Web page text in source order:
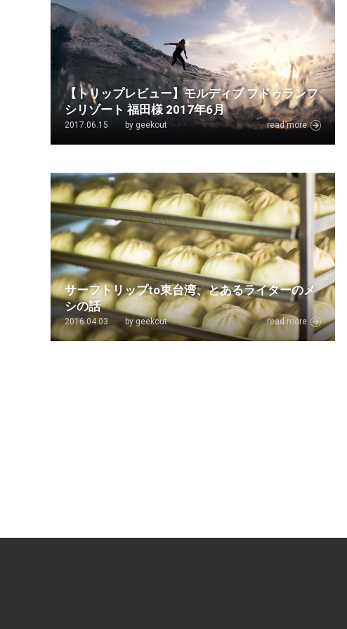
【トリップレビュー】モルディブ フドゥランフ
シリゾート 福田様 2017年6月
2017.06.15 by geekout read more
サーフトリップto東台湾、とあるライターのメ
シの話
2016.04.03 by geekout read more